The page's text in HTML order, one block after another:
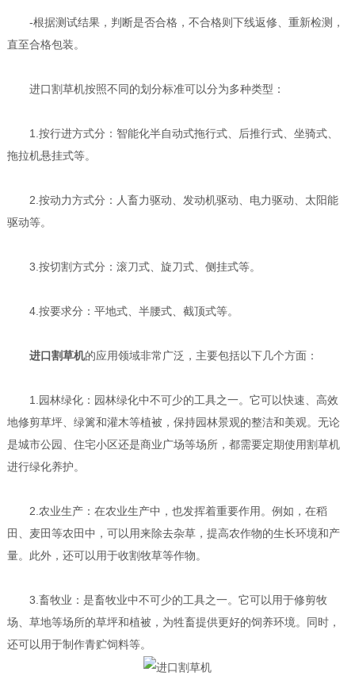
-根据测试结果，判断是否合格，不合格则下线返修、重新检测，
直至合格包装。
进口割草机按照不同的划分标准可以分为多种类型：
1.按行进方式分：智能化半自动式拖行式、后推行式、坐骑式、
拖拉机悬挂式等。
2.按动力方式分：人畜力驱动、发动机驱动、电力驱动、太阳能
驱动等。
3.按切割方式分：滚刀式、旋刀式、侧挂式等。
4.按要求分：平地式、半腰式、截顶式等。
进口割草机的应用领域非常广泛，主要包括以下几个方面：
1.园林绿化：园林绿化中不可少的工具之一。它可以快速、高效
地修剪草坪、绿篱和灌木等植被，保持园林景观的整洁和美观。无论
是城市公园、住宅小区还是商业广场等场所，都需要定期使用割草机
进行绿化养护。
2.农业生产：在农业生产中，也发挥着重要作用。例如，在稻
田、麦田等农田中，可以用来除去杂草，提高农作物的生长环境和产
量。此外，还可以用于收割牧草等作物。
3.畜牧业：是畜牧业中不可少的工具之一。它可以用于修剪牧
场、草地等场所的草坪和植被，为牲畜提供更好的饲养环境。同时，
还可以用于制作青贮饲料等。